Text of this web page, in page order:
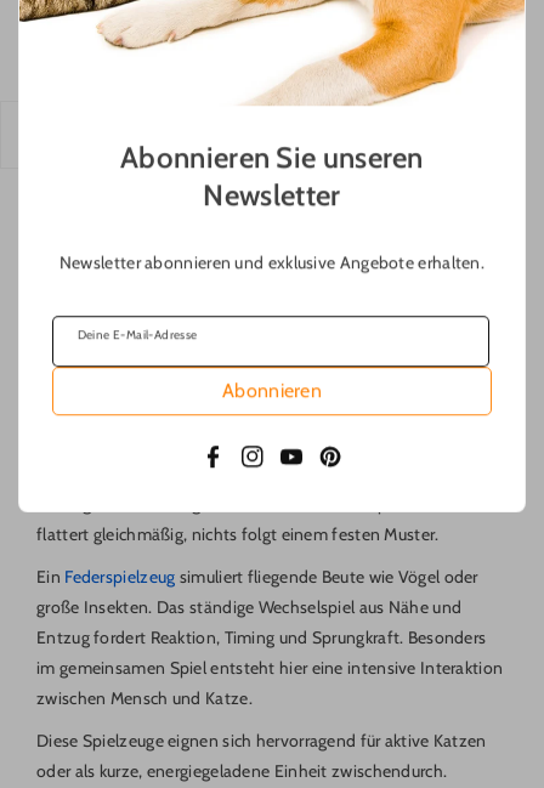
Abonnieren Sie unseren
Newsletter
Newsletter abonnieren und exklusive Angebote erhalten.
Deine E-Mail-Adresse
Abonnieren
FacebookInstagram
YouTubePinterest
Luna liebt es, eine Spielzeugmaus erst lange zu beobachten,
bevor sie blitzschnell zuschlägt. Diese ruhige, konzentrierte
Jagdphase ist für viele Katzen ebenso befriedigend wie wildes
Alles, was sich nicht berechnen lässt
Unregelmäßige Bewegungen bringen Katzen aus dem
flattert gleichmäßig, nichts folgt einem festen Muster.
Ein Federspielzeug simuliert fliegende Beute wie Vögel oder
große Insekten. Das ständige Wechselspiel aus Nähe und
Entzug fordert Reaktion, Timing und Sprungkraft. Besonders
im gemeinsamen Spiel entsteht hier eine intensive Interaktion
zwischen Mensch und Katze.
Diese Spielzeuge eignen sich hervorragend für aktive Katzen
oder als kurze, energiegeladene Einheit zwischendurch.